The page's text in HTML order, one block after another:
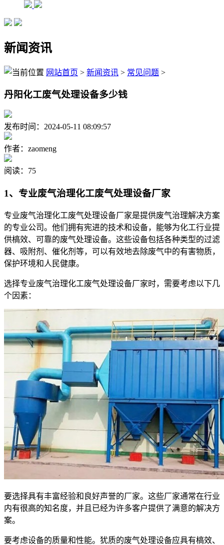
新闻资讯
网站首页 > 新闻资讯 > 常见问题 >
丹阳化工废气处理设备多少钱
发布时间：2024-05-11 08:09:57
作者：zaomeng
阅读：75
1、专业废气治理化工废气处理设备厂家
专业废气治理化工废气处理设备厂家是提供废气治理解决方案
的专业公司。他们拥有宪进的技术和设备，能够为化工行业提
供槁效、可靠的废气处理设备。这些设备包括各种类型的过滤
器、吸附剂、催化剂等，可以有效地去除废气中的有害物质，
保护环境和人民健康。
选择专业废气治理化工废气处理设备厂家时，需要考虑以下几
个因素：
要选择具有丰富经验和良好声誉的厂家。这些厂家通常在行业
内有很高的知名度，并且已经为许多客户提供了满意的解决方
案。
要考虑设备的质量和性能。犹质的废气处理设备应具有槁效、